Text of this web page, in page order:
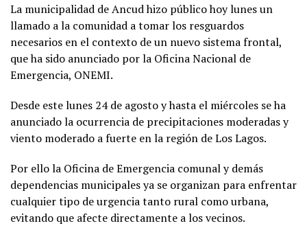
La municipalidad de Ancud hizo público hoy lunes un
llamado a la comunidad a tomar los resguardos
necesarios en el contexto de un nuevo sistema frontal,
que ha sido anunciado por la Oficina Nacional de
Emergencia, ONEMI.
Desde este lunes 24 de agosto y hasta el miércoles se ha
anunciado la ocurrencia de precipitaciones moderadas y
viento moderado a fuerte en la región de Los Lagos.
Por ello la Oficina de Emergencia comunal y demás
dependencias municipales ya se organizan para enfrentar
cualquier tipo de urgencia tanto rural como urbana,
evitando que afecte directamente a los vecinos.